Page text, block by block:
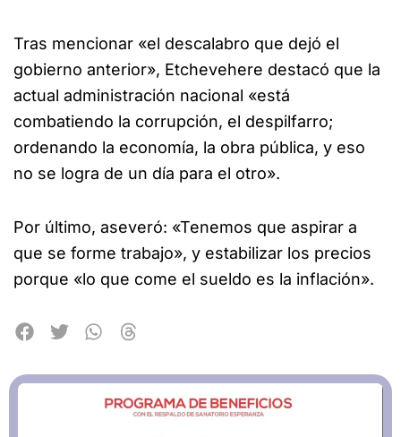
Tras mencionar «el descalabro que dejó el
gobierno anterior», Etchevehere destacó que la
actual administración nacional «está
combatiendo la corrupción, el despilfarro;
ordenando la economía, la obra pública, y eso
no se logra de un día para el otro».
Por último, aseveró: «Tenemos que aspirar a
que se forme trabajo», y estabilizar los precios
porque «lo que come el sueldo es la inflación».